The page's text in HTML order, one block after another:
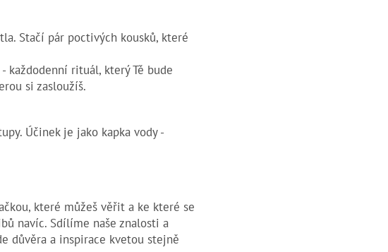
Stačí pár poctivých kousků, které
každodenní rituál, který Tě bude
si zasloužíš.
Účinek je jako kapka vody -
které můžeš věřit a ke které se
navíc. Sdílíme naše znalosti a
důvěra a inspirace kvetou stejně